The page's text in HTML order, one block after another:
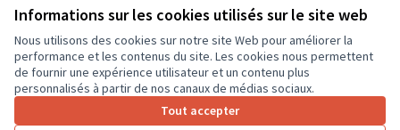
Informations sur les cookies utilisés sur le site web
Nous utilisons des cookies sur notre site Web pour améliorer la
performance et les contenus du site. Les cookies nous permettent
de fournir une expérience utilisateur et un contenu plus
personnalisés à partir de nos canaux de médias sociaux.
Tout accepter
personnes âgées et aux...
Solidarité et développement local Amboise
1 2 3 4